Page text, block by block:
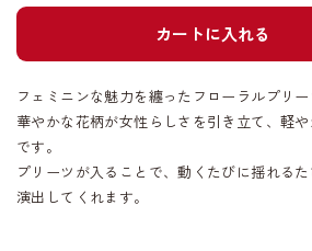
カートに入れる
フェミニンな魅力を纏ったフローラルプリー
華やかな花柄が女性らしさを引き立て、軽
です。
プリーツが入ることで、動くたびに揺れる
演出してくれます。